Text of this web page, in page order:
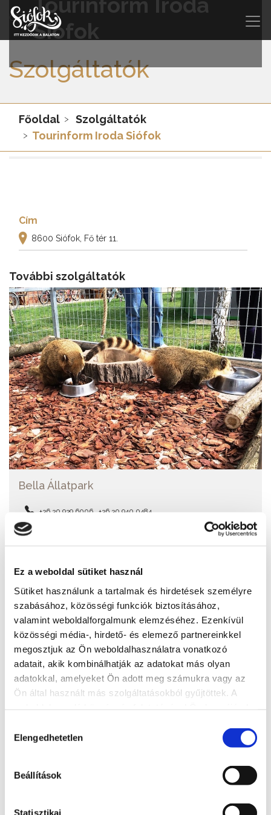
Ez a weboldal sütiket használ
Sütiket használunk a tartalmak és hirdetések személyre
szabásához, közösségi funkciók biztosításához,
valamint weboldalforgalmunk elemzéséhez. Ezenkívül
közösségi média-, hirdető- és elemező partnereinkkel
megosztjuk az Ön weboldalhasználatra vonatkozó
adatait, akik kombinálhatják az adatokat más olyan
adatokkal, amelyeket Ön adott meg számukra vagy az
Ön által használt más szolgáltatásokból gyűjtöttek. A
kiválasztása
Elengedhetetlen
Beállítások
Statisztikai
Szolgáltatók
Főoldal
Szolgáltatók
Tourinform Iroda Siófok
Siófok
Cím
8600 Siófok, Fő tér 11.
További szolgáltatók
Bella Állatpark
+36 30 939 6006 , +36 30 940 0484
http://bellapuszta.hu/
info@bellapuszta.hu
BŐVEBBEN